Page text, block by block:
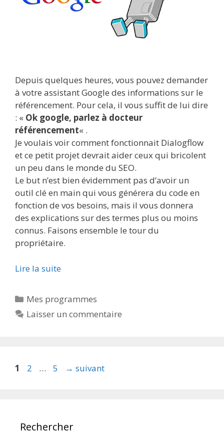
Depuis quelques heures, vous pouvez demander
à votre assistant Google des informations sur le
référencement. Pour cela, il vous suffit de lui dire
: « Ok google, parlez à docteur
référencement« .
Je voulais voir comment fonctionnait Dialogflow
et ce petit projet devrait aider ceux qui bricolent
un peu dans le monde du SEO.
Le but n’est bien évidemment pas d’avoir un
outil clé en main qui vous générera du code en
fonction de vos besoins, mais il vous donnera
des explications sur des termes plus ou moins
connus. Faisons ensemble le tour du
propriétaire.
Lire la suite
Catégories
Mes programmes
Laisser un commentaire
Page
1 Page
2 … Page
5 → suivant
Rechercher